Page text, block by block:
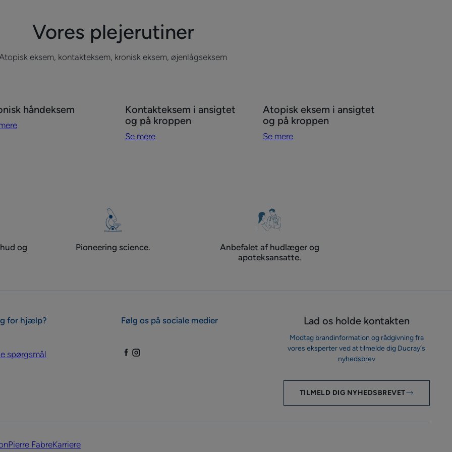
Vores plejerutiner
eksem, kontakteksem, kronisk eksem, øjenlågseksem
håndeksem
mere
Kontakteksem
i
Kontakteksem i ansigtet
og på kroppen
Se mere
mere
Atopisk
eksem
Atopisk eksem i ansigtet
og på kroppen
Se mere
og
Pioneering science.
Anbefalet af hudlæger og
apoteksansatte.
Lad os holde kontakten
Modtag brandinformation og rådgivning fra
vores eksperter ved at tilmelde dig Ducray´s
nyhedsbrev
TILMELD DIG NYHEDSBREVET
for hjælp?
spørgsmål
Følg os på sociale medier
Pierre FabreKarriere